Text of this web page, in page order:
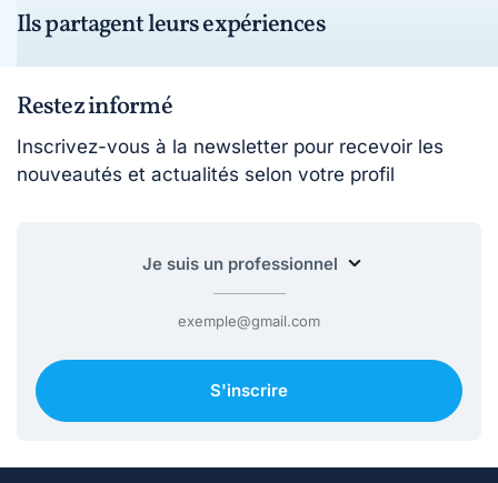
Ils partagent leurs expériences
Restez informé
Inscrivez-vous à la newsletter pour recevoir les
nouveautés et actualités selon votre profil
S'inscrire